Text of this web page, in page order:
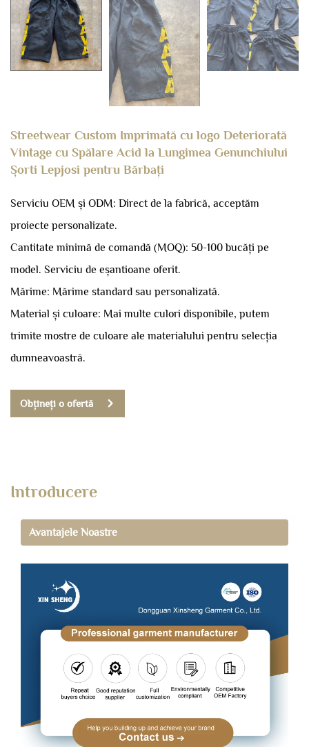
Streetwear Custom Imprimată cu logo Deteriorată
Vintage cu Spălare Acid la Lungimea Genunchiului
Șorti Lepjosi pentru Bărbați
Serviciu OEM și ODM: Direct de la fabrică, acceptăm
proiecte personalizate.
Cantitate minimă de comandă (MOQ): 50-100 bucăți pe
model. Serviciu de eșantioane oferit.
Mărime: Mărime standard sau personalizată.
Material și culoare: Mai multe culori disponibile, putem
trimite mostre de culoare ale materialului pentru selecția
dumneavoastră.
Obțineți o ofertă
Introducere
Avantajele Noastre